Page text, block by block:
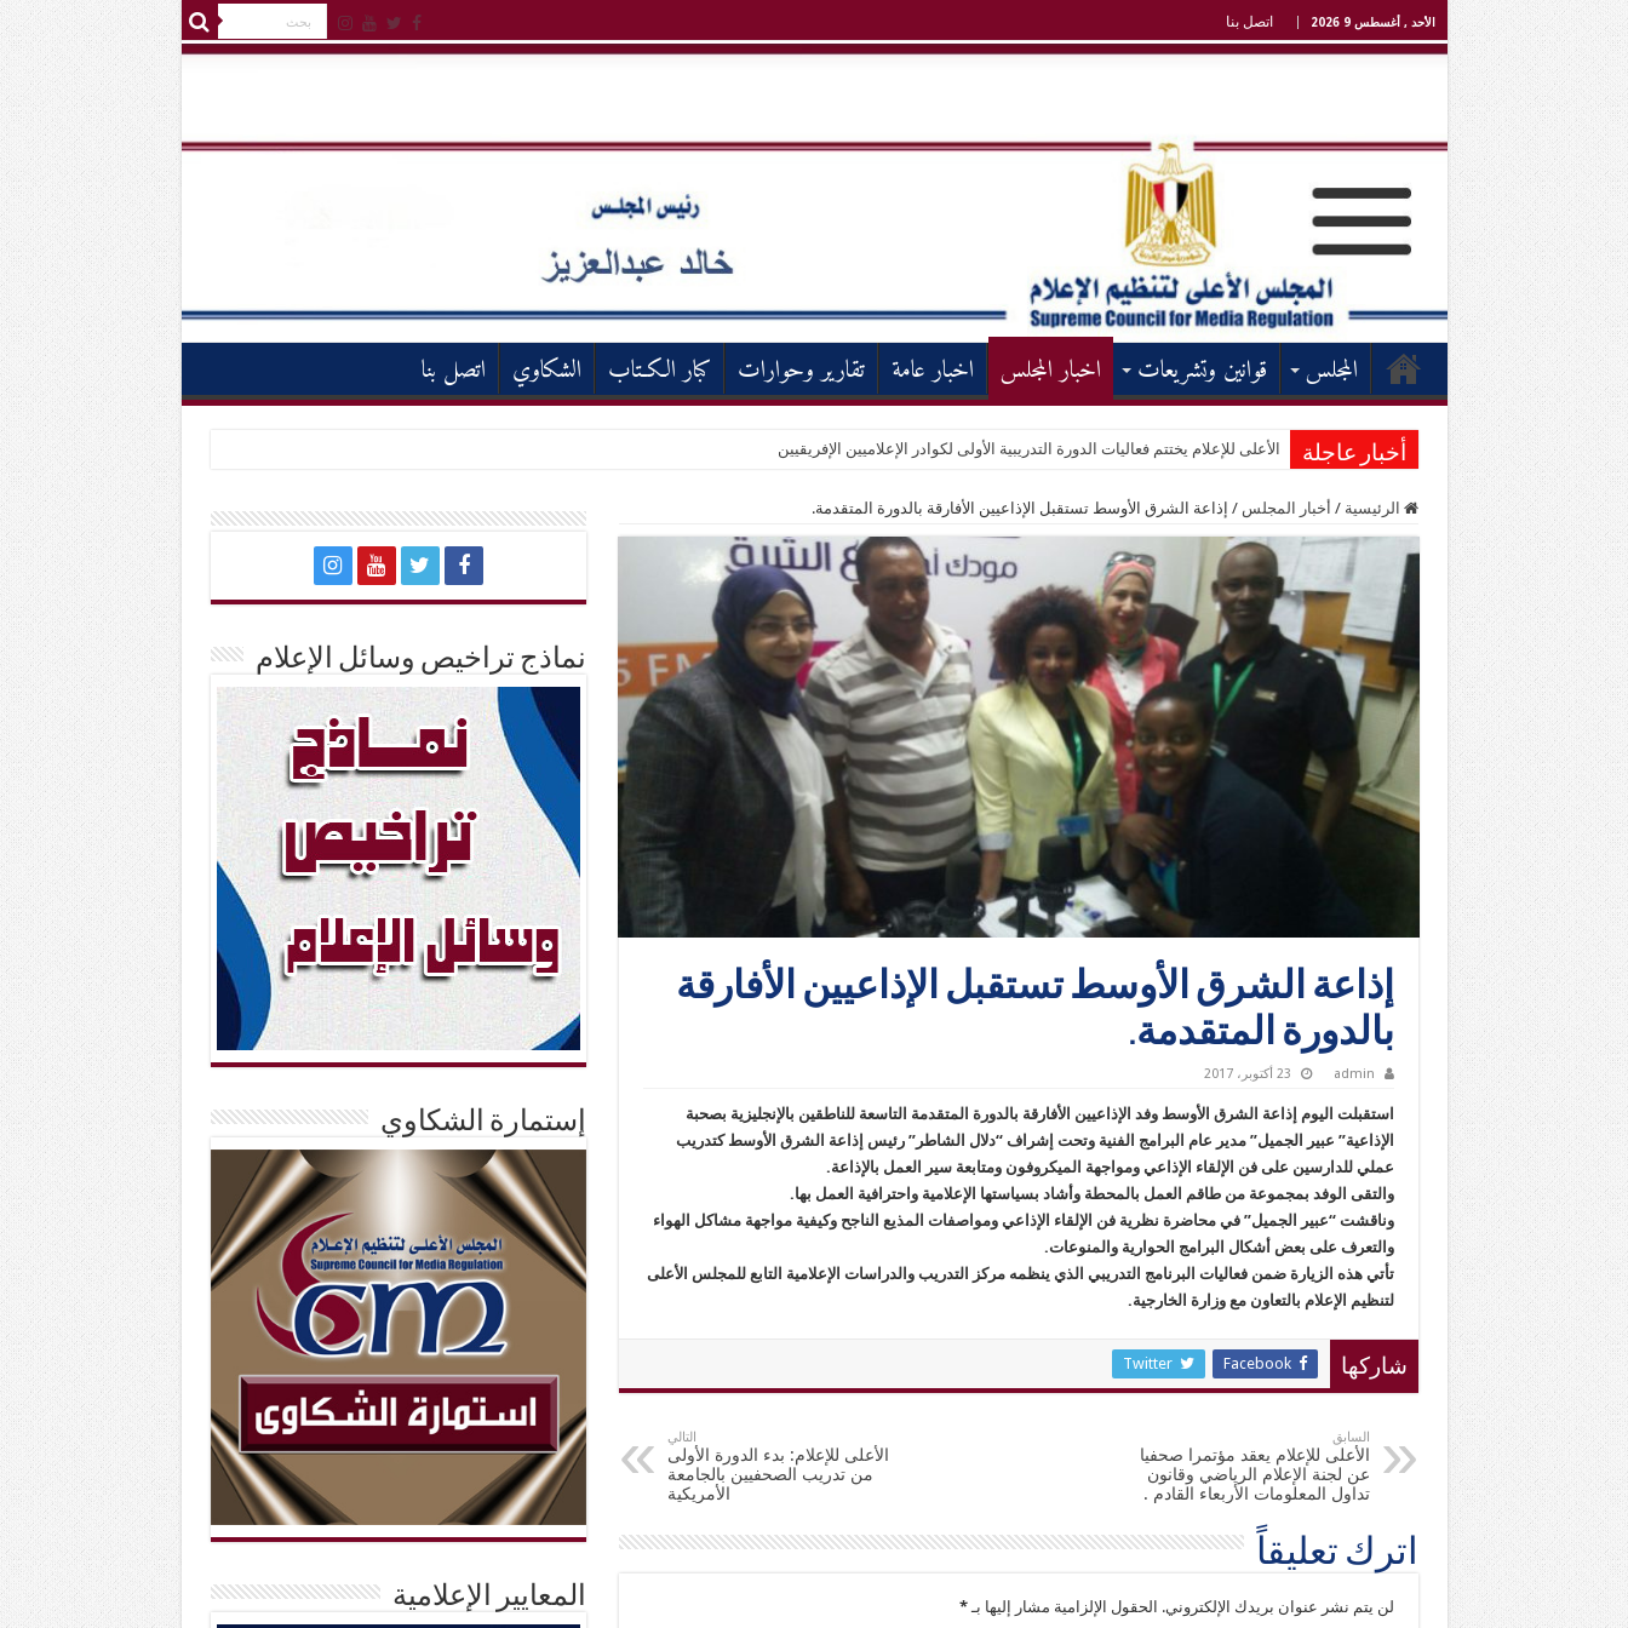
الأحد , أغسطس 9 2026 اتصل بنا
المجلس قوانين وتشريعات اخبار المجلس اخبار عامة تقارير وحوارات كبار الكـتاب الشكاوي اتصل بنا
أخبار عاجلة الأعلى للإعلام يختتم فعاليات الدورة التدريبية الأولى لكوادر الإعلاميين الإفريقيين
الرئيسية / أخبار المجلس / إذاعة الشرق الأوسط تستقبل الإذاعيين الأفارقة بالدورة المتقدمة.
إذاعة الشرق الأوسط تستقبل الإذاعيين الأفارقة
بالدورة المتقدمة.
admin 23 أكتوبر، 2017
استقبلت اليوم إذاعة الشرق الأوسط وفد الإذاعيين الأفارقة بالدورة المتقدمة التاسعة للناطقين بالإنجليزية بصحبة
الإذاعية” عبير الجميل” مدير عام البرامج الفنية وتحت إشراف “دلال الشاطر” رئيس إذاعة الشرق الأوسط كتدريب
عملي للدارسين على فن الإلقاء الإذاعي ومواجهة الميكروفون ومتابعة سير العمل بالإذاعة.
والتقى الوفد بمجموعة من طاقم العمل بالمحطة وأشاد بسياستها الإعلامية واحترافية العمل بها.
وناقشت “عبير الجميل” في محاضرة نظرية فن الإلقاء الإذاعي ومواصفات المذيع الناجح وكيفية مواجهة مشاكل الهواء
والتعرف على بعض أشكال البرامج الحوارية والمنوعات.
تأتي هذه الزيارة ضمن فعاليات البرنامج التدريبي الذي ينظمه مركز التدريب والدراسات الإعلامية التابع للمجلس الأعلى
لتنظيم الإعلام بالتعاون مع وزارة الخارجية.
شاركها Facebook
Twitter
السابق
الأعلى للإعلام يعقد مؤتمرا صحفيا
عن لجنة الإعلام الرياضي وقانون
تداول المعلومات الأربعاء القادم .
التالي
الأعلى للإعلام: بدء الدورة الأولى
من تدريب الصحفيين بالجامعة
الأمريكية
اترك تعليقاً
لن يتم نشر عنوان بريدك الإلكتروني. الحقول الإلزامية مشار إليها بـ*
نماذج تراخيص وسائل الإعلام
إستمارة الشكاوي
المعايير الإعلامية